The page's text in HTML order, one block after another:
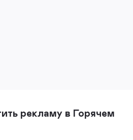
рекламу в Горячем